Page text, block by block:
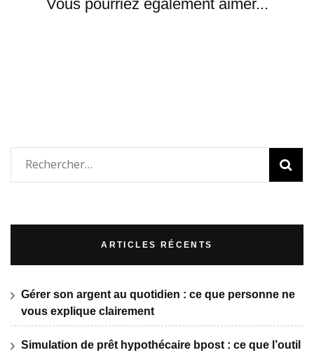
Vous pourriez également aimer...
Rechercher :
ARTICLES RÉCENTS
Gérer son argent au quotidien : ce que personne ne
vous explique clairement
Simulation de prêt hypothécaire bpost : ce que l’outil